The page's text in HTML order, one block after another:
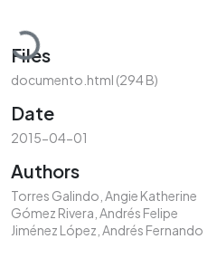
Loading...
Files
documento.html (294 B)
Date
2015-04-01
Authors
Torres Galindo, Angie Katherine
Gómez Rivera, Andrés Felipe
Jiménez López, Andrés Fernando